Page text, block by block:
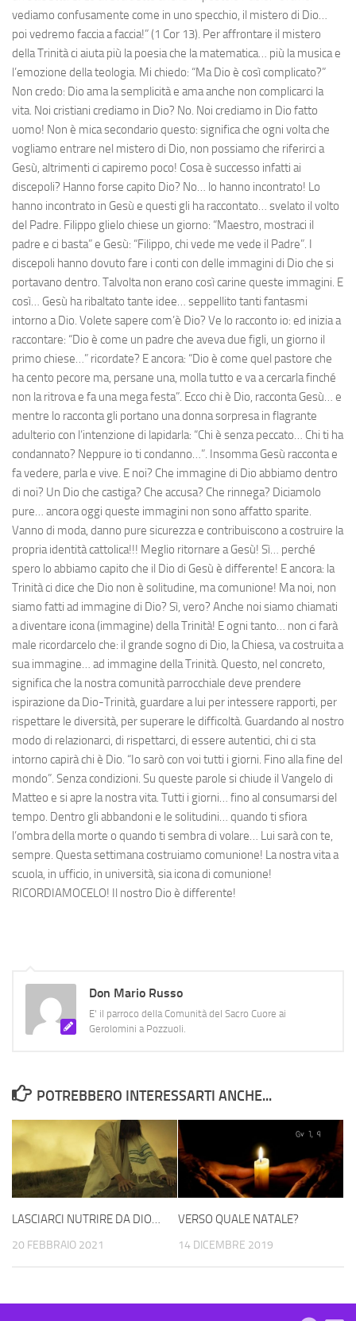
vediamo confusamente come in uno specchio, il mistero di Dio…
poi vedremo faccia a faccia!” (1 Cor 13). Per affrontare il mistero
della Trinità ci aiuta più la poesia che la matematica… più la musica e
l’emozione della teologia. Mi chiedo: “Ma Dio è così complicato?”
Non credo: Dio ama la semplicità e ama anche non complicarci la
vita. Noi cristiani crediamo in Dio? No. Noi crediamo in Dio fatto
uomo! Non è mica secondario questo: significa che ogni volta che
vogliamo entrare nel mistero di Dio, non possiamo che riferirci a
Gesù, altrimenti ci capiremo poco! Cosa è successo infatti ai
discepoli? Hanno forse capito Dio? No… lo hanno incontrato! Lo
hanno incontrato in Gesù e questi gli ha raccontato… svelato il volto
del Padre. Filippo glielo chiese un giorno: “Maestro, mostraci il
padre e ci basta” e Gesù: “Filippo, chi vede me vede il Padre”. I
discepoli hanno dovuto fare i conti con delle immagini di Dio che si
portavano dentro. Talvolta non erano così carine queste immagini. E
così… Gesù ha ribaltato tante idee… seppellito tanti fantasmi
intorno a Dio. Volete sapere com’è Dio? Ve lo racconto io: ed inizia a
raccontare: “Dio è come un padre che aveva due figli, un giorno il
primo chiese…” ricordate? E ancora: “Dio è come quel pastore che
ha cento pecore ma, persane una, molla tutto e va a cercarla finché
non la ritrova e fa una mega festa”. Ecco chi è Dio, racconta Gesù… e
mentre lo racconta gli portano una donna sorpresa in flagrante
adulterio con l’intenzione di lapidarla: “Chi è senza peccato… Chi ti ha
condannato? Neppure io ti condanno…”. Insomma Gesù racconta e
fa vedere, parla e vive. E noi? Che immagine di Dio abbiamo dentro
di noi? Un Dio che castiga? Che accusa? Che rinnega? Diciamolo
pure… ancora oggi queste immagini non sono affatto sparite.
Vanno di moda, danno pure sicurezza e contribuiscono a costruire la
propria identità cattolica!!! Meglio ritornare a Gesù! Sì… perché
spero lo abbiamo capito che il Dio di Gesù è differente! E ancora: la
Trinità ci dice che Dio non è solitudine, ma comunione! Ma noi, non
siamo fatti ad immagine di Dio? Sì, vero? Anche noi siamo chiamati
a diventare icona (immagine) della Trinità! E ogni tanto… non ci farà
male ricordarcelo che: il grande sogno di Dio, la Chiesa, va costruita a
sua immagine… ad immagine della Trinità. Questo, nel concreto,
significa che la nostra comunità parrocchiale deve prendere
ispirazione da Dio-Trinità, guardare a lui per intessere rapporti, per
rispettare le diversità, per superare le difficoltà. Guardando al nostro
modo di relazionarci, di rispettarci, di essere autentici, chi ci sta
intorno capirà chi è Dio. “Io sarò con voi tutti i giorni. Fino alla fine del
mondo”. Senza condizioni. Su queste parole si chiude il Vangelo di
Matteo e si apre la nostra vita. Tutti i giorni… fino al consumarsi del
tempo. Dentro gli abbandoni e le solitudini… quando ti sfiora
l’ombra della morte o quando ti sembra di volare… Lui sarà con te,
sempre. Questa settimana costruiamo comunione! La nostra vita a
scuola, in ufficio, in università, sia icona di comunione!
RICORDIAMOCELO! Il nostro Dio è differente!
Don Mario Russo
E' il parroco della Comunità del Sacro Cuore ai
Gerolomini a Pozzuoli.
POTREBBERO INTERESSARTI ANCHE...
LASCIARCI NUTRIRE DA DIO…
20 FEBBRAIO 2021
VERSO QUALE NATALE?
14 DICEMBRE 2019